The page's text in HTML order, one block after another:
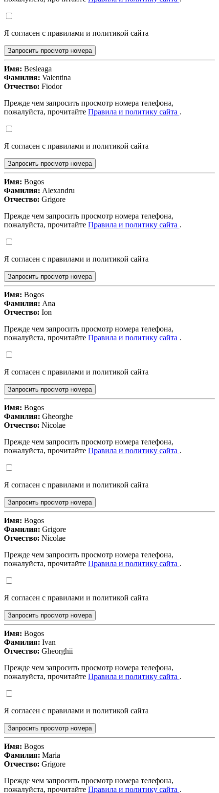
Я согласен с правилами и политикой сайта
Запросить просмотр номера
Имя: Besleaga
Фамилия: Valentina
Отчество: Fiodor
Прежде чем запросить просмотр номера телефона,
пожалуйста, прочитайте Правила и политику сайта .
Я согласен с правилами и политикой сайта
Запросить просмотр номера
Имя: Bogos
Фамилия: Alexandru
Отчество: Grigore
Прежде чем запросить просмотр номера телефона,
пожалуйста, прочитайте Правила и политику сайта .
Я согласен с правилами и политикой сайта
Запросить просмотр номера
Имя: Bogos
Фамилия: Ana
Отчество: Ion
Прежде чем запросить просмотр номера телефона,
пожалуйста, прочитайте Правила и политику сайта .
Я согласен с правилами и политикой сайта
Запросить просмотр номера
Имя: Bogos
Фамилия: Gheorghe
Отчество: Nicolae
Прежде чем запросить просмотр номера телефона,
пожалуйста, прочитайте Правила и политику сайта .
Я согласен с правилами и политикой сайта
Запросить просмотр номера
Имя: Bogos
Фамилия: Grigore
Отчество: Nicolae
Прежде чем запросить просмотр номера телефона,
пожалуйста, прочитайте Правила и политику сайта .
Я согласен с правилами и политикой сайта
Запросить просмотр номера
Имя: Bogos
Фамилия: Ivan
Отчество: Gheorghii
Прежде чем запросить просмотр номера телефона,
пожалуйста, прочитайте Правила и политику сайта .
Я согласен с правилами и политикой сайта
Запросить просмотр номера
Имя: Bogos
Фамилия: Maria
Отчество: Grigore
Прежде чем запросить просмотр номера телефона,
пожалуйста, прочитайте Правила и политику сайта .